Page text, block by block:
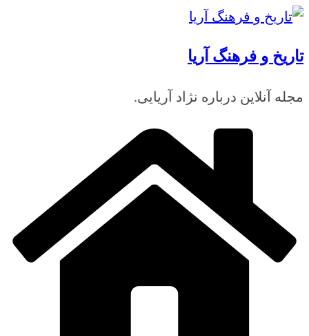
رفتن
محتوا
تاریخ و فرهنگ آریا
مجله آنلاین درباره نژاد آریایی.